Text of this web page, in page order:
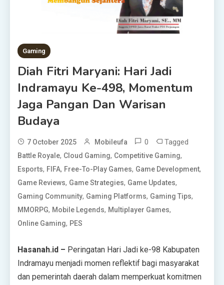
Gaming
Diah Fitri Maryani: Hari Jadi
Indramayu Ke-498, Momentum
Jaga Pangan Dan Warisan
Budaya
7 October 2025 Mobileufa 0 Tagged
Battle Royale, Cloud Gaming, Competitive Gaming,
Esports, FIFA, Free-To-Play Games, Game Development,
Game Reviews, Game Strategies, Game Updates,
Gaming Community, Gaming Platforms, Gaming Tips,
MMORPG, Mobile Legends, Multiplayer Games,
Online Gaming, PES
Hasanah.id – Peringatan Hari Jadi ke-98 Kabupaten
Indramayu menjadi momen reflektif bagi masyarakat
dan pemerintah daerah dalam memperkuat komitmen